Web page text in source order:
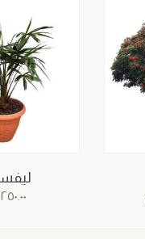
٢٥٠.٠٠